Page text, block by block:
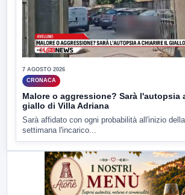
7 AGOSTO 2026
CRONACA
Malore o aggressione? Sarà l'autopsia
giallo di Villa Adriana
Sarà affidato con ogni probabilità all'inizio
settimana l'incarico...